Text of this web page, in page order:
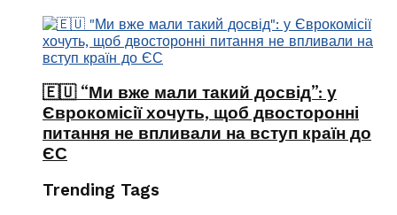
🇪🇺 “Ми вже мали такий досвід”: у
Єврокомісії хочуть, щоб двосторонні
питання не впливали на вступ країн до
ЄС
Trending Tags